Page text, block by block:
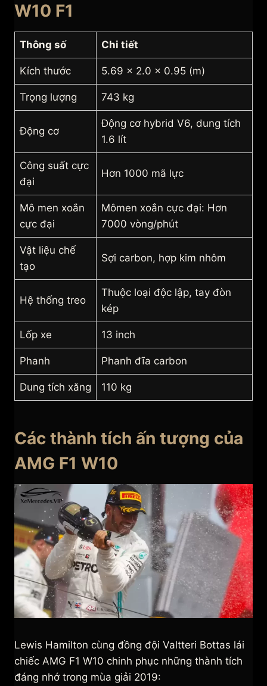
W10 F1
Thông số Chi tiết
Kích thước 5.69 x 2.0 x 0.95 (m)
Trọng lượng 743 kg
Động cơ
Động cơ hybrid V6, dung tích
1.6 lít
Công suất cực
đại
Hơn 1000 mã lực
Mô men xoắn
cực đại
Mômen xoắn cực đại: Hơn
7000 vòng/phút
Vật liệu chế
tạo
Sợi carbon, hợp kim nhôm
Hệ thống treo
Thuộc loại độc lập, tay đòn
kép
Lốp xe 13 inch
Phanh Phanh đĩa carbon
Dung tích xăng 110 kg
Các thành tích ấn tượng của
AMG F1 W10
Lewis Hamilton cùng đồng đội Valtteri Bottas lái
chiếc AMG F1 W10 chinh phục những thành tích
đáng nhớ trong mùa giải 2019: